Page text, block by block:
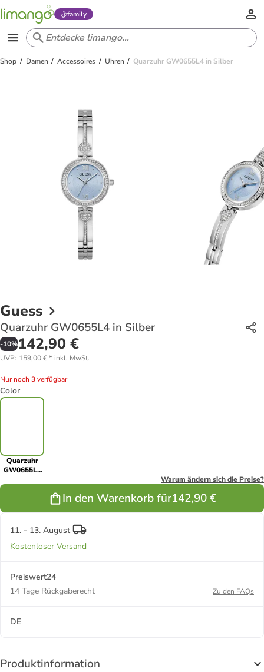
family
Shop Damen Accessoires Uhren Quarzuhr GW0655L4 in Silber
Guess
Quarzuhr GW0655L4 in Silber
-10%142,90 €
UVP: 159,00 €* inkl. MwSt.
Nur noch 3 verfügbar
Color
Quarzuhr
GW0655L4
Warum ändern sich die Preise?
In den Warenkorb für142,90 €
11. - 13. August
Kostenloser Versand
Preiswert24
14 Tage Rückgaberecht
Zu den FAQs
DE
Produktinformation